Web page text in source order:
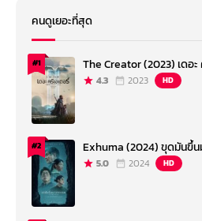
คนดูเยอะที่สุด
#1 The Creator (2023) เดอะ
4.3 2023 HD
#2 Exhuma (2024) ขุดมันขึ้
5.0 2024 HD